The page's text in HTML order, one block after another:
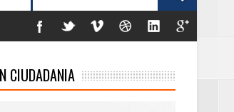
CIUDADANIA